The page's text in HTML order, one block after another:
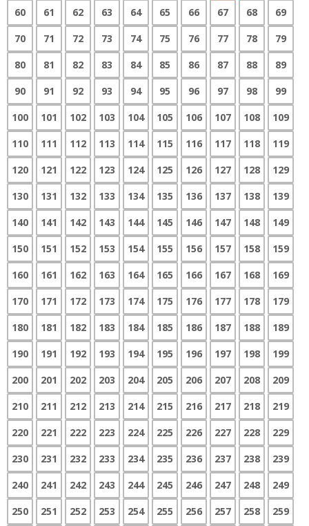
60
61 62 63 64 65 66 67 68
69
70
71 72 73 74 75 76 77 78
79
80
81 82 83 84 85 86 87 88
89
90
91 92 93 94 95 96 97 98
99
100
101 102 103 104 105 106 107 108
109
110
111 112 113 114 115 116 117 118
119
120
121 122 123 124 125 126 127 128
129
130
131 132 133 134 135 136 137 138
139
140
141 142 143 144 145 146 147 148
149
150
151 152 153 154 155 156 157 158
159
160
161 162 163 164 165 166 167 168
169
170
171 172 173 174 175 176 177 178
179
180
181 182 183 184 185 186 187 188
189
190
191 192 193 194 195 196 197 198
199
200
201 202 203 204 205 206 207 208
209
210
211 212 213 214 215 216 217 218
219
220
221 222 223 224 225 226 227 228
229
230
231 232 233 234 235 236 237 238
239
240
241 242 243 244 245 246 247 248
249
250
251 252 253 254 255 256 257 258 259